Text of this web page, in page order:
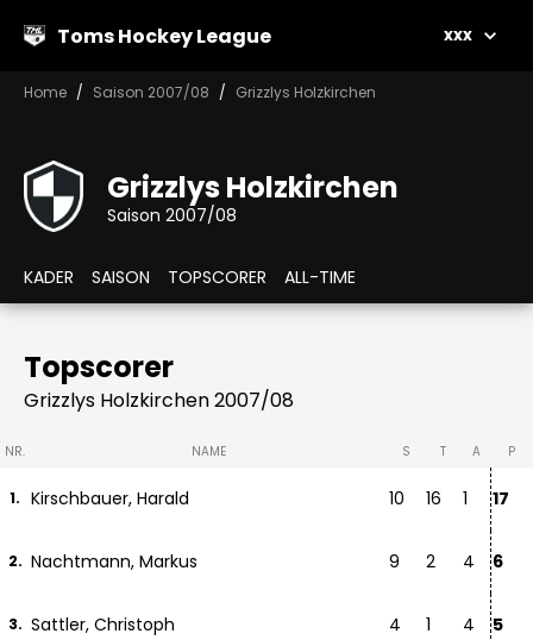
Toms Hockey League xxx
Home Saison 2007/08 Grizzlys Holzkirchen
Grizzlys Holzkirchen
Saison 2007/08
KADER SAISON TOPSCORER ALL-TIME
Topscorer
Grizzlys Holzkirchen 2007/08
NR. NAME S T A P
1. Kirschbauer, Harald 10 16 1 17
2. Nachtmann, Markus 9 2 4 6
3. Sattler, Christoph 4 1 4 5